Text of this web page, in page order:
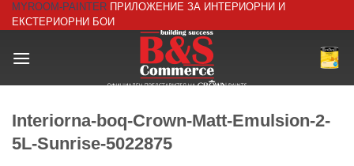
Skip
to
MYROOM-PAINTER ПРИЛОЖЕНИЕ ЗА ИНТЕРИОРНИ И
ЕКСТЕРИОРНИ БОИ
Interiorna-boq-Crown-Matt-Emulsion-2-
5L-Sunrise-5022875